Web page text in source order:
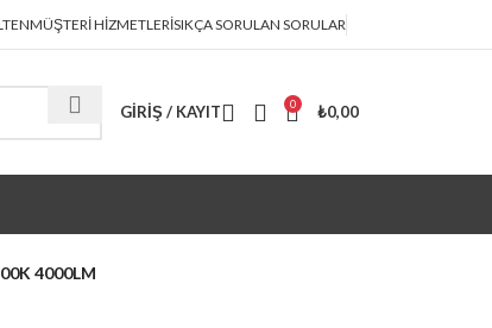
MÜŞTERİ HİZMETLERİSIKÇA SORULAN SORULAR
GIRIŞ / KAYIT 0 ₺0,00
4000LM